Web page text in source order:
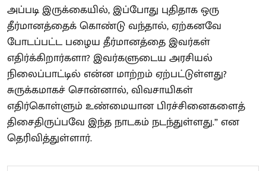
அப்படி இருக்கையில், இப்போது புதிதாக ஒரு
தீர்மானத்தைக் கொண்டு வந்தால், ஏற்கனவே
போடப்பட்ட பழைய தீர்மானத்தை இவர்கள்
எதிர்க்கிறார்களா? இவர்களுடைய அரசியல்
நிலைப்பாட்டில் என்ன மாற்றம் ஏற்பட்டுள்ளது?
சுருக்கமாகச் சொன்னால், விவசாயிகள்
எதிர்கொள்ளும் உண்மையான பிரச்சினைகளைத்
திசைதிருப்பவே இந்த நாடகம் நடந்துள்ளது.” என
தெரிவித்துள்ளார்.